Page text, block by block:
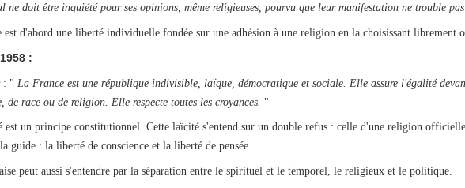
ne doit être inquiété pour ses opinions, même religieuses, pourvu que leur manifestation ne trouble
d'abord une liberté individuelle fondée sur une adhésion à une religion en la choisissant librement
:
: " La France est une république indivisible, laïque, démocratique et sociale. Elle assure l'égalité
race ou de religion. Elle respecte toutes les croyances. "
est un principe constitutionnel. Cette laïcité s'entend sur un double refus : celle d'une religion
guide : la liberté de conscience et la liberté de pensée .
peut aussi s'entendre par la séparation entre le spirituel et le temporel, le religieux et le politique.